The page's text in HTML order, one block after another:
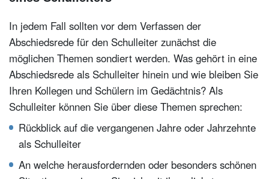
In jedem Fall sollten vor dem Verfassen der
Abschiedsrede für den Schulleiter zunächst die
möglichen Themen sondiert werden. Was gehört in eine
Abschiedsrede als Schulleiter hinein und wie bleiben Sie
Ihren Kollegen und Schülern im Gedächtnis? Als
Schulleiter können Sie über diese Themen sprechen:
Rückblick auf die vergangenen Jahre oder Jahrzehnte
als Schulleiter
An welche herausfordernden oder besonders schönen